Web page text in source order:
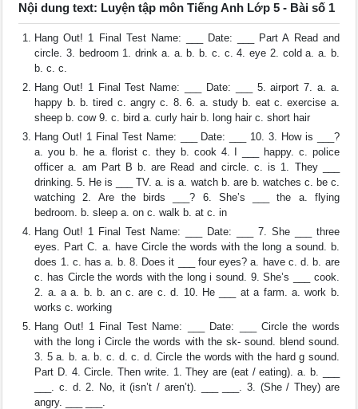
Nội dung text: Luyện tập môn Tiếng Anh Lớp 5 - Bài số 1
Hang Out! 1 Final Test Name: ___ Date: ___ Part A Read and
circle. 3. bedroom 1. drink a. a. b. b. c. c. 4. eye 2. cold a. a. b.
b. c. c.
Hang Out! 1 Final Test Name: ___ Date: ___ 5. airport 7. a. a.
happy b. b. tired c. angry c. 8. 6. a. study b. eat c. exercise a.
sheep b. cow 9. c. bird a. curly hair b. long hair c. short hair
Hang Out! 1 Final Test Name: ___ Date: ___ 10. 3. How is ___?
a. you b. he a. florist c. they b. cook 4. I ___ happy. c. police
officer a. am Part B b. are Read and circle. c. is 1. They ___
drinking. 5. He is ___ TV. a. is a. watch b. are b. watches c. be c.
watching 2. Are the birds ___? 6. She’s ___ the a. flying
bedroom. b. sleep a. on c. walk b. at c. in
Hang Out! 1 Final Test Name: ___ Date: ___ 7. She ___ three
eyes. Part C. a. have Circle the words with the long a sound. b.
does 1. c. has a. b. 8. Does it ___ four eyes? a. have c. d. b. are
c. has Circle the words with the long i sound. 9. She’s ___ cook.
2. a. a a. b. b. an c. are c. d. 10. He ___ at a farm. a. work b.
works c. working
Hang Out! 1 Final Test Name: ___ Date: ___ Circle the words
with the long i Circle the words with the sk- sound. blend sound.
3. 5 a. b. a. b. c. d. c. d. Circle the words with the hard g sound.
Part D. 4. Circle. Then write. 1. They are (eat / eating). a. b. ___
___. c. d. 2. No, it (isn’t / aren’t). ___ ___. 3. (She / They) are
angry. ___ ___.